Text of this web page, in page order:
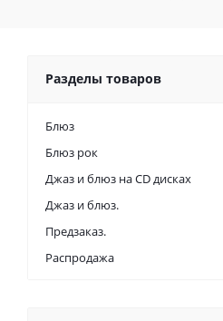
Разделы товаров
Блюз
Блюз рок
Джаз и блюз на CD дисках
Джаз и блюз.
Предзаказ.
Распродажа